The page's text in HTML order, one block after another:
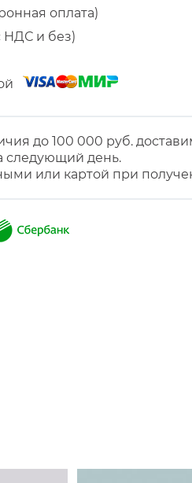
оплата)
НДС и без)
до 100 000 руб.
следующий день.
или картой при